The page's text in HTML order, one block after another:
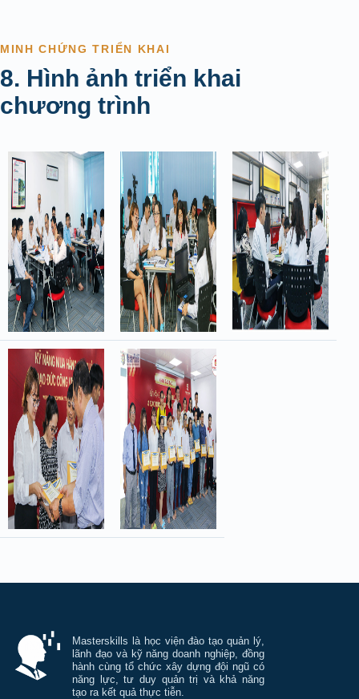
MINH CHỨNG TRIỂN KHAI
8. Hình ảnh triển khai
chương trình
Thông tin và điều hướng cuối trang
Masterskills là học viện đào tạo quản lý,
lãnh đạo và kỹ năng doanh nghiệp, đồng
hành cùng tổ chức xây dựng đội ngũ có
năng lực, tư duy quản trị và khả năng
tạo ra kết quả thực tiễn.